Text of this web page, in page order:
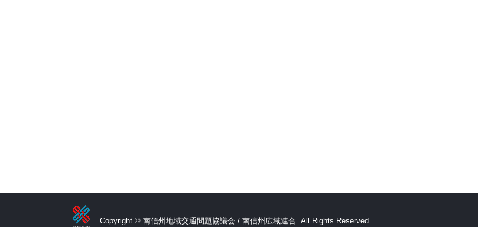
Copyright © 南信州地域交通問題協議会 / 南信州広域連合. All Rights Reserved.